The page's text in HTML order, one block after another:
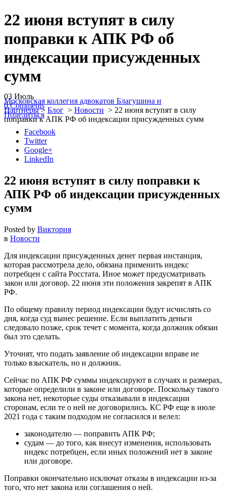
22 июня вступят в силу
поправки к АПК РФ об
индексации присужденных
сумм
Московская коллегия адвокатов Благушина и
Партнеры> Блог > Новости > 22 июня вступят в силу
поправки к АПК РФ об индексации присужденных сумм
03 Июль
0 Comments
Поделиться
Facebook
Twitter
Google+
LinkedIn
22 июня вступят в силу поправки к
АПК РФ об индексации присужденных
сумм
Posted by Виктория
в Новости
Для индексации присужденных денег первая инстанция,
которая рассмотрела дело, обязана применить индекс
потребцен с сайта Росстата. Иное может предусматривать
закон или договор. 22 июня эти положения закрепят в АПК
РФ.
По общему правилу период индексации будут исчислять со
дня, когда суд вынес решение. Если выплатить деньги
следовало позже, срок течет с момента, когда должник обязан
был это сделать.
Уточнят, что подать заявление об индексации вправе не
только взыскатель, но и должник.
Сейчас по АПК РФ суммы индексируют в случаях и размерах,
которые определили в законе или договоре. Поскольку такого
закона нет, некоторые суды отказывали в индексации
сторонам, если те о ней не договорились. КС РФ еще в июле
2021 года с таким подходом не согласился и велел:
законодателю — поправить АПК РФ;
судам — до того, как внесут изменения, использовать
индекс потребцен, если иных положений нет в законе
или договоре.
Поправки окончательно исключат отказы в индексации из-за
того, что нет закона или соглашения о ней.